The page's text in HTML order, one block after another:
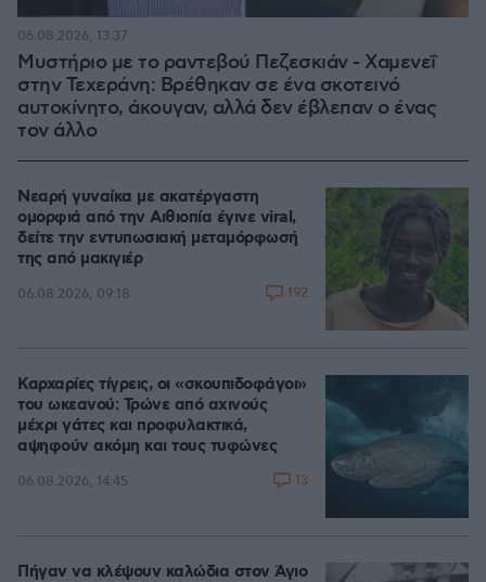
Μυστήριο με το ραντεβού Πεζεσκιάν - Χαμενεΐ
στην Τεχεράνη: Βρέθηκαν σε ένα σκοτεινό
αυτοκίνητο, άκουγαν, αλλά δεν έβλεπαν ο ένας
τον άλλο
06.08.2026, 13:37
Νεαρή γυναίκα με ακατέργαστη
ομορφιά από την Αιθιοπία έγινε viral,
δείτε την εντυπωσιακή μεταμόρφωσή
της από μακιγιέρ
06.08.2026, 09:18 192
Καρχαρίες τίγρεις, οι «σκουπιδοφάγοι»
του ωκεανού: Τρώνε από αχινούς
μέχρι γάτες και προφυλακτικά,
αψηφούν ακόμη και τους τυφώνες
06.08.2026, 14:45 13
Πήγαν να κλέψουν καλώδια στον Άγιο